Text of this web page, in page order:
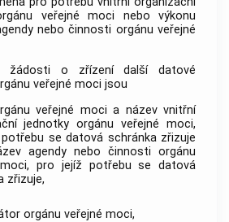
veřejné moci nebo výkonu
nebo činnosti orgánu veřejné
žádosti o zřízení další datové
veřejné moci jsou
veřejné moci a název vnitřní
jednotky orgánu veřejné moci,
se datová schránka zřizuje
agendy nebo činnosti orgánu
pro jejíž potřebu se datová
zřizuje,
orgánu veřejné moci,